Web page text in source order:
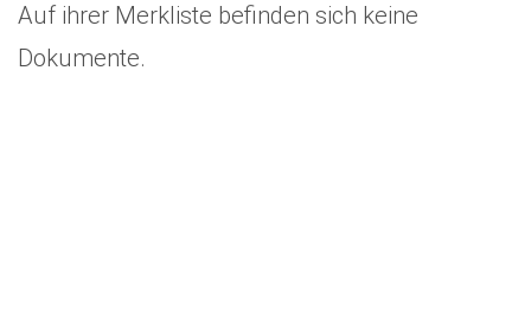
Auf ihrer Merkliste befinden sich keine
Dokumente.